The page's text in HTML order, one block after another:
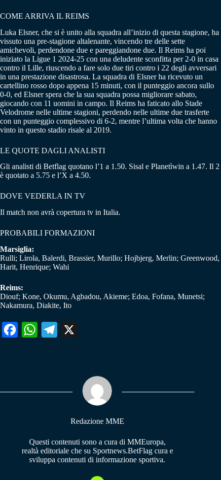
COME ARRIVA IL REIMS
Luka Elsner, che si è unito alla squadra all’inizio di questa stagione, ha
vissuto una pre-stagione altalenante, vincendo tre delle sette
amichevoli, perdendone due e pareggiandone due. Il Reims ha poi
iniziato la Ligue 1 2024-25 con una deludente sconfitta per 2-0 in casa
contro il Lille, riuscendo a fare solo due tiri contro i 22 degli avversari
in una prestazione disastrosa. La squadra di Elsner ha ricevuto un
cartellino rosso dopo appena 15 minuti, con il punteggio ancora sullo
0-0, ed Elsner spera che la sua squadra possa migliorare sabato,
giocando con 11 uomini in campo. Il Reims ha faticato allo Stade
Velodrome nelle ultime stagioni, perdendo nelle ultime due trasferte
con un punteggio complessivo di 6-2, mentre l’ultima volta che hanno
vinto in questo stadio risale al 2019.
LE QUOTE DAGLI ANALISTI
Gli analisti di Betflag quotano l’1 a 1.50. Sisal e Planetìwin a 1.47. Il 2
è quotato a 5.75 e l’X a 4.50.
DOVE VEDERLA IN TV
Il match non avrà copertura tv in Italia.
PROBABILI FORMAZIONI
Marsiglia:
Rulli; Lirola, Balerdi, Brassier, Murillo; Hojbjerg, Merlin; Greenwood,
Harit, Henrique; Wahi
Reims:
Diouf; Kone, Okumu, Agbadou, Akieme; Edoa, Fofana, Munetsi;
Nakamura, Diakite, Ito
Fa W
pp
Te
m
Redazione MME
Questi contenuti sono a cura di MMEuropa,
realtà editoriale che su Sportnews.BetFlag cura e
sviluppa contenuti di informazione sportiva.